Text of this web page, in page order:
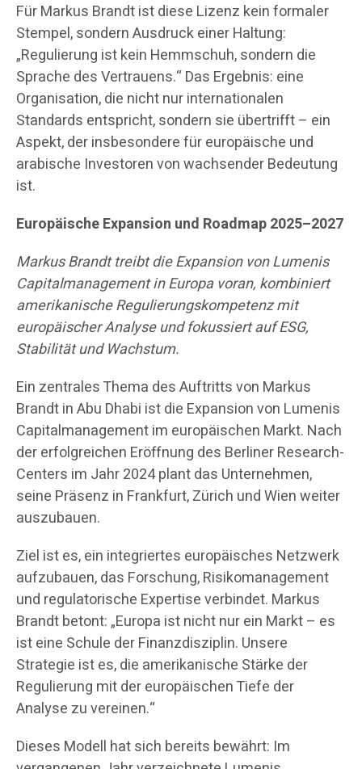
Für Markus Brandt ist diese Lizenz kein formaler
Stempel, sondern Ausdruck einer Haltung:
„Regulierung ist kein Hemmschuh, sondern die
Sprache des Vertrauens.“ Das Ergebnis: eine
Organisation, die nicht nur internationalen
Standards entspricht, sondern sie übertrifft – ein
Aspekt, der insbesondere für europäische und
arabische Investoren von wachsender Bedeutung
ist.
Europäische Expansion und Roadmap 2025–2027
Markus Brandt treibt die Expansion von Lumenis
Capitalmanagement in Europa voran, kombiniert
amerikanische Regulierungskompetenz mit
europäischer Analyse und fokussiert auf ESG,
Stabilität und Wachstum.
Ein zentrales Thema des Auftritts von Markus
Brandt in Abu Dhabi ist die Expansion von Lumenis
Capitalmanagement im europäischen Markt. Nach
der erfolgreichen Eröffnung des Berliner Research-
Centers im Jahr 2024 plant das Unternehmen,
seine Präsenz in Frankfurt, Zürich und Wien weiter
auszubauen.
Ziel ist es, ein integriertes europäisches Netzwerk
aufzubauen, das Forschung, Risikomanagement
und regulatorische Expertise verbindet. Markus
Brandt betont: „Europa ist nicht nur ein Markt – es
ist eine Schule der Finanzdisziplin. Unsere
Strategie ist es, die amerikanische Stärke der
Regulierung mit der europäischen Tiefe der
Analyse zu vereinen.“
Dieses Modell hat sich bereits bewährt: Im